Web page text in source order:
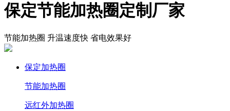
保定节能加热圈定制厂家
节能加热圈 升温速度快 省电效果好
保定加热圈
节能加热圈
远红外加热圈